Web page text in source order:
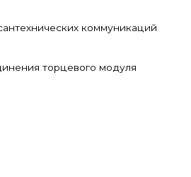
коммуникаций
торцевого модуля